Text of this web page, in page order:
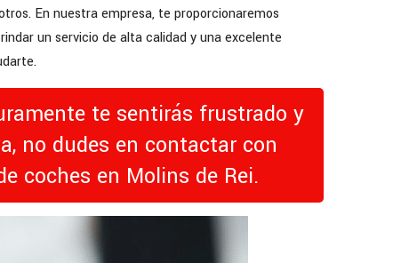
En nuestra empresa, te proporcionaremos
un servicio de alta calidad y una excelente
te sentirás frustrado y
no dudes en contactar con
coches en Molins de Rei.